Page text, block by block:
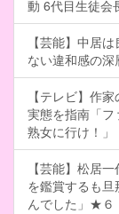
動 6代目生徒会
【芸能】中居
ない違和感の深
【テレビ】作
実態を指南「フ
熟女に行け！」
【芸能】松居
を鑑賞するも
んでした」★６